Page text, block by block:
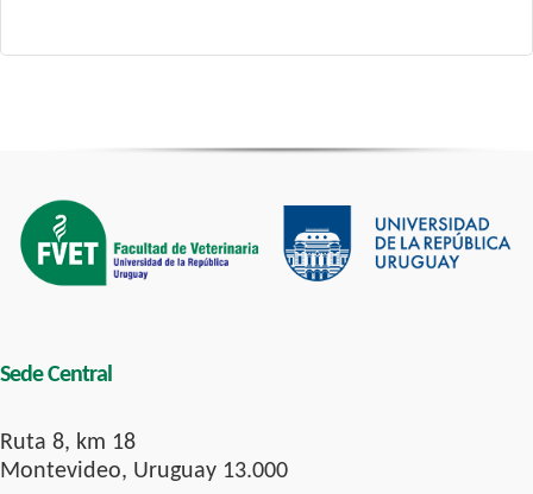
Sede Central
Ruta 8, km 18
Montevideo, Uruguay 13.000